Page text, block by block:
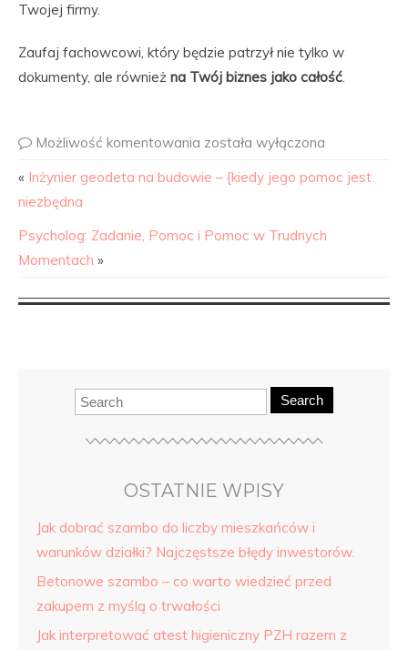
Twojej firmy.
Zaufaj fachowcowi, który będzie patrzył nie tylko w
dokumenty, ale również na Twój biznes jako całość.
Możliwość komentowania została wyłączona
« Inżynier geodeta na budowie – {kiedy jego pomoc jest
niezbędna
Psycholog: Zadanie, Pomoc i Pomoc w Trudnych
Momentach »
Search
OSTATNIE WPISY
Jak dobrać szambo do liczby mieszkańców i
warunków działki? Najczęstsze błędy inwestorów.
Betonowe szambo – co warto wiedzieć przed
zakupem z myślą o trwałości
Jak interpretować atest higieniczny PZH razem z